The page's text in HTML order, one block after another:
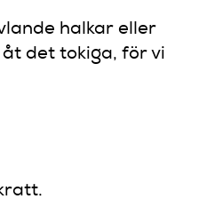
halkar eller
det tokiga, för vi